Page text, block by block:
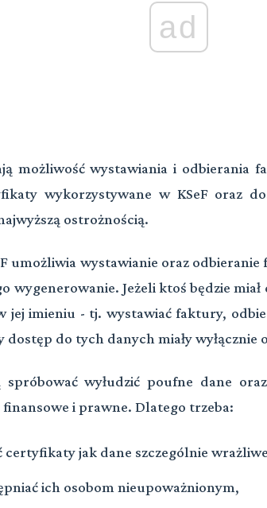
ad
możliwość wystawiania i odbierania
wykorzystywane w KSeF oraz
ostrożnością.
umożliwia wystawianie oraz
wygenerowanie. Jeżeli ktoś będzie
jej imieniu - tj. wystawiać faktury,
dostęp do tych danych miały wyłącznie
spróbować wyłudzić poufne dane
i prawne. Dlatego trzeba:
jak dane szczególnie
ich osobom nieupoważnionym,